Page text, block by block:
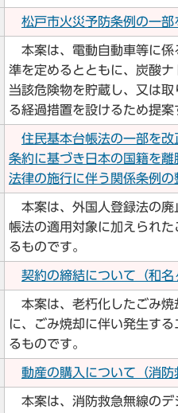
松戸市火災予防条例の一
本案は、電動自動車等に係
準を定めるとともに、炭酸ナ
当該危険物を貯蔵し、又は
る経過措置を設けるため提案
住民基本台帳法の一部を
条約に基づき日本の国籍を
法律の施行に伴う関係条例
本案は、外国人登録法の廃
帳法の適用対象に加えられ
るものです。
契約の締結について（和
本案は、老朽化したごみ焼
に、ごみ焼却に伴い発生す
るものです。
動産の購入について（消
本案は、消防救急無線のデ